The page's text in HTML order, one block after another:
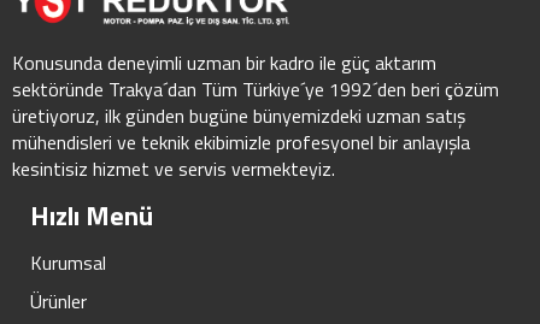
Konusunda deneyimli uzman bir kadro ile güç aktarım
sektöründe Trakya´dan Tüm Türkiye´ye 1992´den beri çözüm
üretiyoruz, ilk günden bugüne bünyemizdeki uzman satış
mühendisleri ve teknik ekibimizle profesyonel bir anlayışla
kesintisiz hizmet ve servis vermekteyiz.
Hızlı Menü
Kurumsal
Ürünler